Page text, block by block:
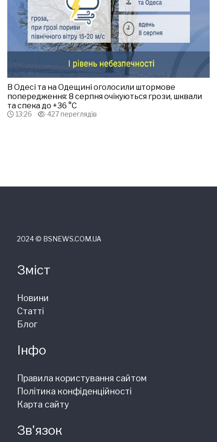
В Одесі та на Одещині оголосили штормове
попередження: 8 серпня очікуються грози, шквали
та спека до +36 °С
13:26 427 переглядів
2024 © ВSNEWS.COM.UA
Зміст
Новини
Статті
Блог
Інфо
Правила користування сайтом
Політика конфіденційності
Карта сайту
Зв'язок